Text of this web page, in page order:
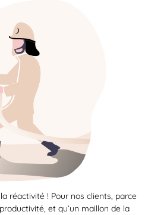
réactivité ! Pour nos clients, parce
et qu’un maillon de la